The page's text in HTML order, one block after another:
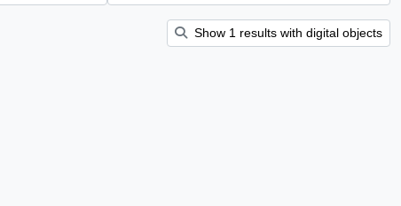
Show 1 results with digital objects